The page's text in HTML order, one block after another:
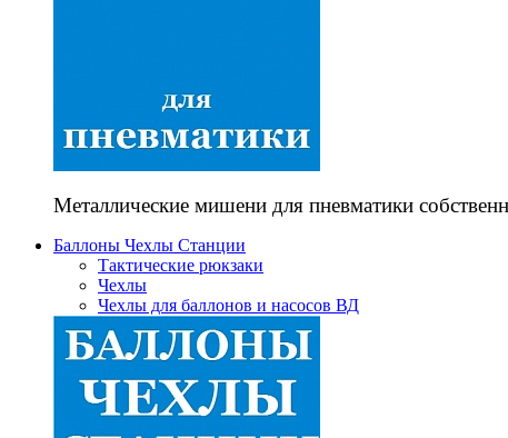
Металлические мишени для пневматики
Баллоны Чехлы Станции
Тактические рюкзаки
Чехлы
Чехлы для баллонов и насосов ВД